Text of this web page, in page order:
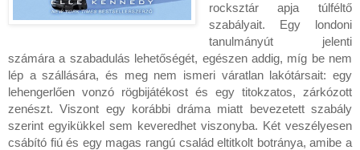
rocksztár apja túlféltő
szabályait. Egy londoni
tanulmányút jelenti
számára a szabadulás lehetőségét, egészen addig, míg be nem
lép a szállására, és meg nem ismeri váratlan lakótársait: egy
lehengerlően vonzó rögbijátékost és egy titokzatos, zárkózott
zenészt. Viszont egy korábbi dráma miatt bevezetett szabály
szerint egyikükkel sem keveredhet viszonyba. Két veszélyesen
csábító fiú és egy magas rangú család eltitkolt botránya, amibe a